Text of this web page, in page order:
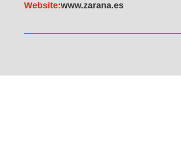
Website:www.zarana.es